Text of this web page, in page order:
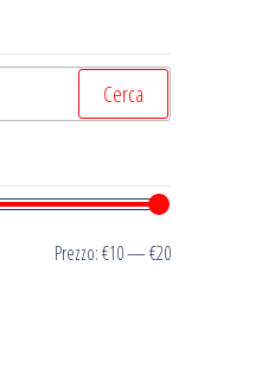
Prezzo
Prezzo
Prezzo:€10—€20